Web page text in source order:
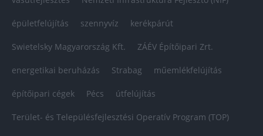
épületfelújítás szennyvíz kerékpárút
Swietelsky Magyarország Kft. ZÁÉV Építőipari Zrt.
energetikai beruházás Strabag műemlékfelújítás
építőipari cégek Pécs útfelújítás
Terület- és Településfejlesztési Operatív Program (TOP)